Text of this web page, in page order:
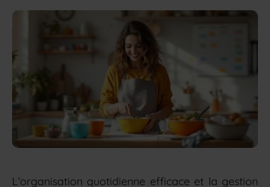
L’organisation quotidienne efficace et la gestion